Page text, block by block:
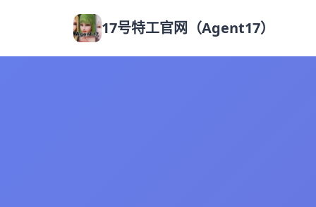
17号特工官网（Agent17）